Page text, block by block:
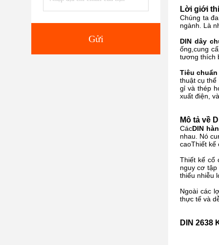
Gửi
Lời giới
Chúng ta
ngành.
Là
DIN dây
ống,cung
tương thích
Tiêu chuẩn
thuật cụ thể
gỉ và thép
xuất điện,
Mô tả về
CácDIN
nhau. Nó
caoThiết kế
Thiết kế cổ
nguy cơ
thiểu nhiễu
Ngoài các
thực tế và
DIN 2638